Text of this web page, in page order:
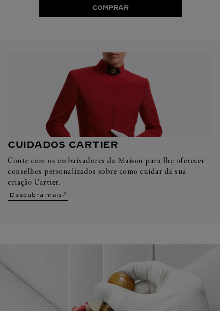
COMPRAR
CUIDADOS CARTIER
Conte com os embaixadores da Maison para lhe oferecer
conselhos personalizados sobre como cuidar da sua
criação Cartier.
Descubra mais